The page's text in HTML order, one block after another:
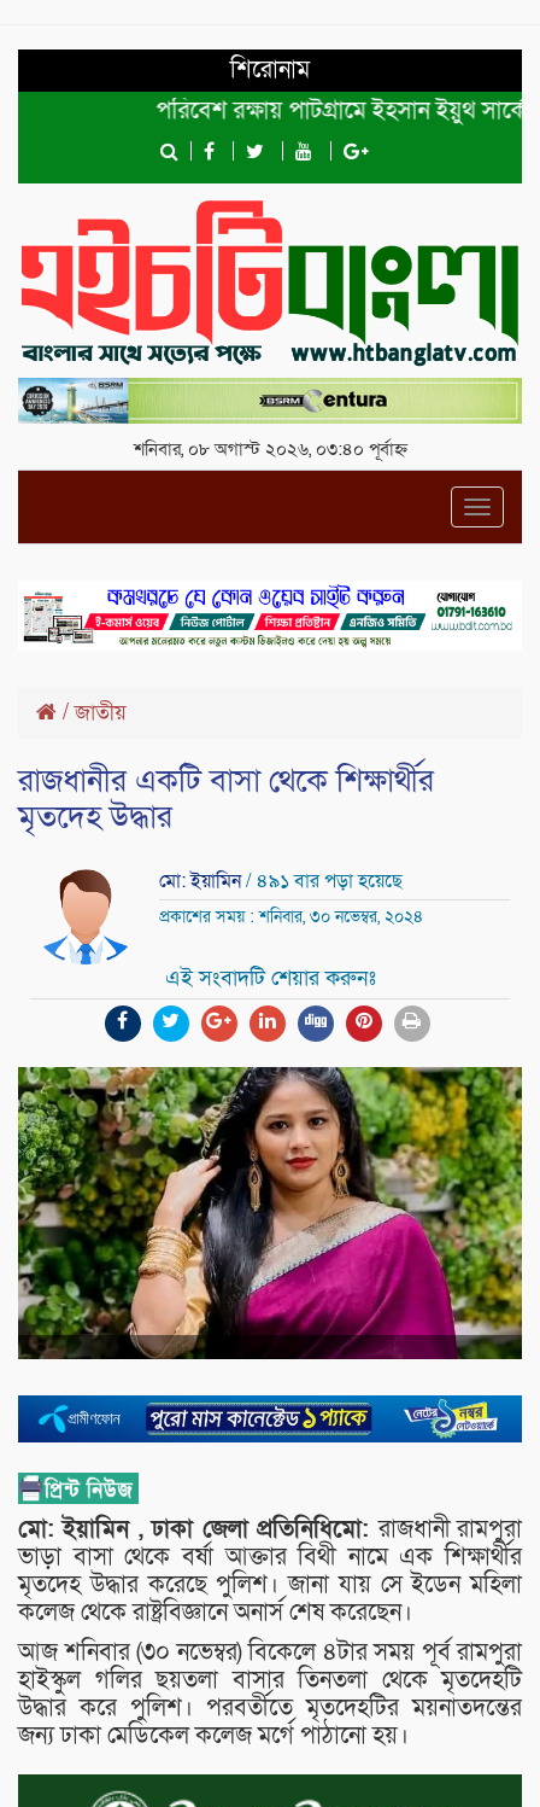
শিরোনাম
পরিবেশ রক্ষায় পাটগ্রামে ইহসান ইয়ুথ সার্কেলের
শনিবার, ০৮ অগাস্ট ২০২৬, ০৩:৪০ পূর্বাহ্ন
/জাতীয়
রাজধানীর একটি বাসা থেকে শিক্ষার্থীর
মৃতদেহ উদ্ধার
মো: ইয়ামিন/ ৪৯১ বার পড়া হয়েছে
প্রকাশের সময় : শনিবার, ৩০ নভেম্বর, ২০২৪
এই সংবাদটি শেয়ার করুনঃ
মো: ইয়ামিন , ঢাকা জেলা প্রতিনিধিমো:রাজধানী রামপুরা
ভাড়া বাসা থেকে বর্ষা আক্তার বিথী নামে এক শিক্ষার্থীর
মৃতদেহ উদ্ধার করেছে পুলিশ। জানা যায় সে ইডেন মহিলা
কলেজ থেকে রাষ্ট্রবিজ্ঞানে অনার্স শেষ করেছেন।
আজ শনিবার (৩০ নভেম্বর) বিকেলে ৪টার সময় পূর্ব রামপুরা
হাইস্কুল গলির ছয়তলা বাসার তিনতলা থেকে মৃতদেহটি
উদ্ধার করে পুলিশ। পরবর্তীতে মৃতদেহটির ময়নাতদন্তের
জন্য ঢাকা মেডিকেল কলেজ মর্গে পাঠানো হয়।